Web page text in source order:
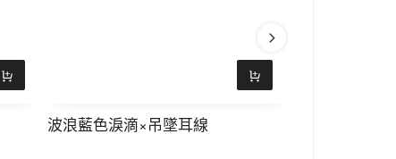
波浪藍色淚滴×吊墜耳線